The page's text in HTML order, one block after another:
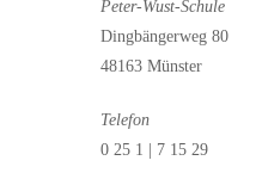
Peter-Wust-Schule
Dingbängerweg 80
48163 Münster
Telefon
0 25 1 | 7 15 29